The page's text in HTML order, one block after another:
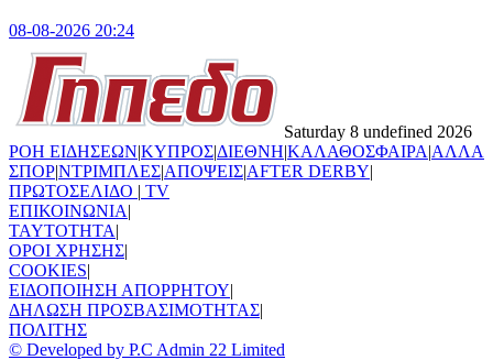
08-08-2026 20:24
Saturday 8 undefined 2026
ΡΟΗ ΕΙΔΗΣΕΩΝ|ΚΥΠΡΟΣ|ΔΙΕΘΝΗ|ΚΑΛΑΘΟΣΦΑΙΡΑ|ΑΛΛΑ
ΣΠΟΡ|ΝΤΡΙΜΠΛΕΣ|ΑΠΟΨΕΙΣ|AFTER DERBY|
ΠΡΩΤΟΣΕΛΙΔΟ | TV
ΕΠΙΚΟΙΝΩΝΙΑ|
TAYTOTHTA|
ΟΡΟΙ ΧΡΗΣΗΣ|
COOKIES|
ΕΙΔΟΠΟΙΗΣΗ ΑΠΟΡΡΗΤΟΥ|
ΔΗΛΩΣΗ ΠΡΟΣΒΑΣΙΜΟΤΗΤΑΣ|
ΠΟΛΙΤΗΣ
© Developed by P.C Admin 22 Limited